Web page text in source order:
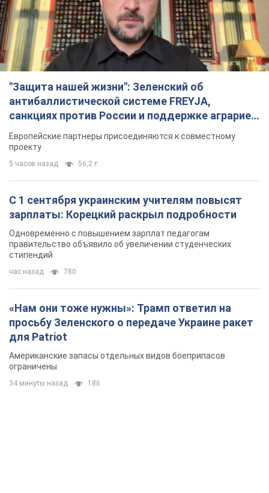
"Защита нашей жизни": Зеленский об
антибаллистической системе FREYJA,
санкциях против России и поддержке аграриев.
Видео
Европейские партнеры присоединяются к совместному
проекту
5 часов назад 56,2 т.
С 1 сентября украинским учителям повысят
зарплаты: Корецкий раскрыл подробности
Одновременно с повышением зарплат педагогам
правительство объявило об увеличении студенческих
стипендий
час назад 780
«Нам они тоже нужны»: Трамп ответил на
просьбу Зеленского о передаче Украине ракет
для Patriot
Американские запасы отдельных видов боеприпасов
ограничены
34 минуты назад 186